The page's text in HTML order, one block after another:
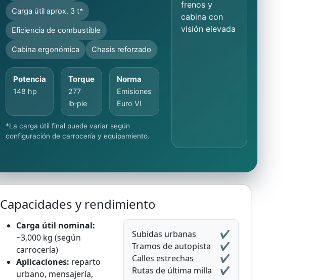
Carga útil aprox. 3 t*
Eficiencia de combustible
Cabina ergonómica Chasis reforzado
Potencia
148 hp
Torque
277
lb‑pie
Norma
Emisiones
Euro VI
*La carga útil final puede variar según
configuración de carrocería y equipamiento.
frenos y
cabina con
visión elevada
Capacidades y rendimiento
Carga útil nominal:
~3,000 kg (según
carrocería)
Aplicaciones: reparto
urbano, mensajería,
Subidas urbanas
✔️
Tramos de autopista
✔️
Calles estrechas
✔️
Rutas de última milla
✔️